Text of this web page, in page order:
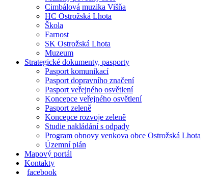
Cimbálová muzika Višňa
HC Ostrožská Lhota
Škola
Farnost
SK Ostrožská Lhota
Muzeum
Strategické dokumenty, pasporty
Pasport komunikací
Pasport dopravního značení
Pasport veřejného osvětlení
Koncepce veřejného osvětlení
Pasport zeleně
Koncepce rozvoje zeleně
Studie nakládání s odpady
Program obnovy venkova obce Ostrožská Lhota
Územní plán
Mapový portál
Kontakty
facebook